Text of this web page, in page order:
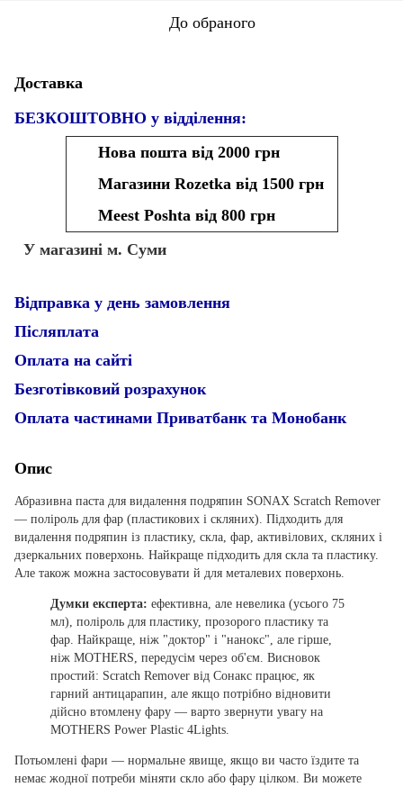
До обраного
Доставка
БЕЗКОШТОВНО у відділення:
Нова пошта від 2000 грн
Магазини Rozetka від 1500 грн
Meest Poshta від 800 грн
У магазині м. Суми
Відправка у день замовлення
Післяплата
Оплата на сайті
Безготівковий розрахунок
Оплата частинами Приватбанк та Монобанк
Опис
Абразивна паста для видалення подряпин SONAX Scratch Remover
— поліроль для фар (пластикових і скляних). Підходить для
видалення подряпин із пластику, скла, фар, активілових, скляних і
дзеркальних поверхонь. Найкраще підходить для скла та пластику.
Але також можна застосовувати й для металевих поверхонь.
Думки експерта: ефективна, але невелика (усього 75
мл), поліроль для пластику, прозорого пластику та
фар. Найкраще, ніж "доктор" і "нанокс", але гірше,
ніж MOTHERS, передусім через об'єм. Висновок
простий: Scratch Remover від Сонакс працює, як
гарний антицарапин, але якщо потрібно відновити
дійсно втомлену фару — варто звернути увагу на
MOTHERS Power Plastic 4Lights.
Потьомлені фари — нормальне явище, якщо ви часто їздите та
немає жодної потреби міняти скло або фару цілком. Ви можете